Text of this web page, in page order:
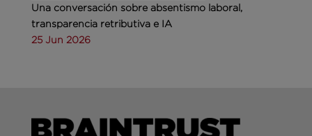
Una conversación sobre absentismo laboral,
transparencia retributiva e IA
25 Jun 2026